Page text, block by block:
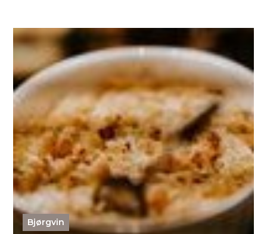
Bjørgvin